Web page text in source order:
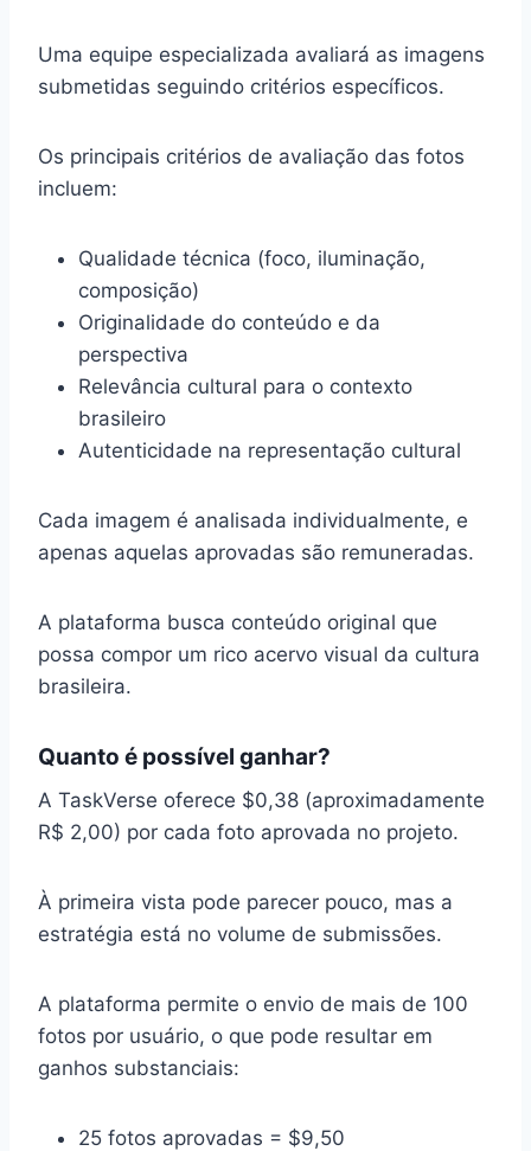
Uma equipe especializada avaliará as imagens
submetidas seguindo critérios específicos.
Os principais critérios de avaliação das fotos
incluem:
Qualidade técnica (foco, iluminação,
composição)
Originalidade do conteúdo e da
perspectiva
Relevância cultural para o contexto
brasileiro
Autenticidade na representação cultural
Cada imagem é analisada individualmente, e
apenas aquelas aprovadas são remuneradas.
A plataforma busca conteúdo original que
possa compor um rico acervo visual da cultura
brasileira.
Quanto é possível ganhar?
A TaskVerse oferece $0,38 (aproximadamente
R$ 2,00) por cada foto aprovada no projeto.
À primeira vista pode parecer pouco, mas a
estratégia está no volume de submissões.
A plataforma permite o envio de mais de 100
fotos por usuário, o que pode resultar em
ganhos substanciais:
25 fotos aprovadas = $9,50